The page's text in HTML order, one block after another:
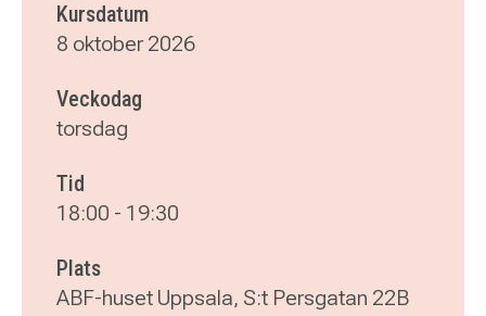
Kursdatum
8 oktober 2026
Veckodag
torsdag
Tid
18:00 - 19:30
Plats
ABF-huset Uppsala, S:t Persgatan 22B